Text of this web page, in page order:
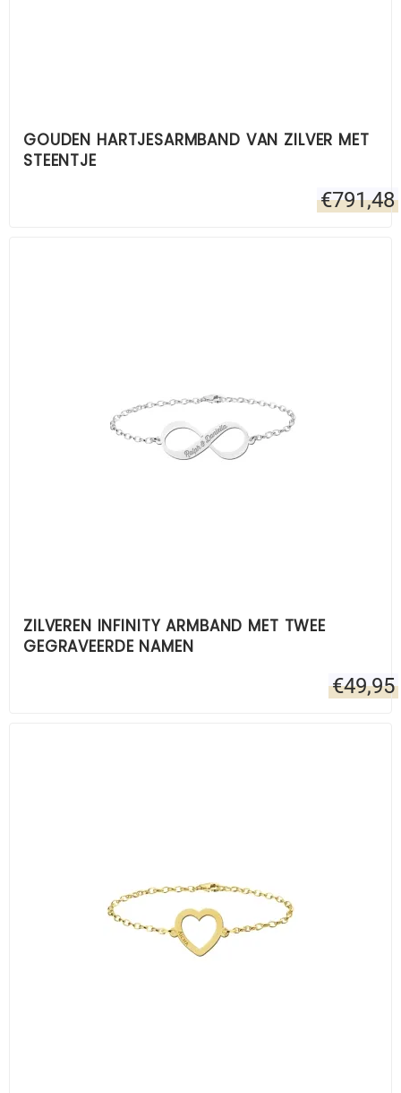
GOUDEN HARTJESARMBAND VAN ZILVER MET
STEENTJE
€791,48
ZILVEREN INFINITY ARMBAND MET TWEE
GEGRAVEERDE NAMEN
€49,95